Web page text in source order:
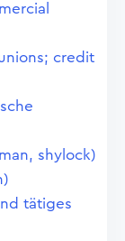
credit
shylock)
tätiges